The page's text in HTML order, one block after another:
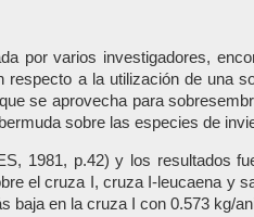
por varios investigadores,
a la utilización de una
se aprovecha para
sobre las especies de
1981, p.42) y los resultados
el cruza I, cruza I-leucaena y
baja en la cruza I con 0.573 kg/